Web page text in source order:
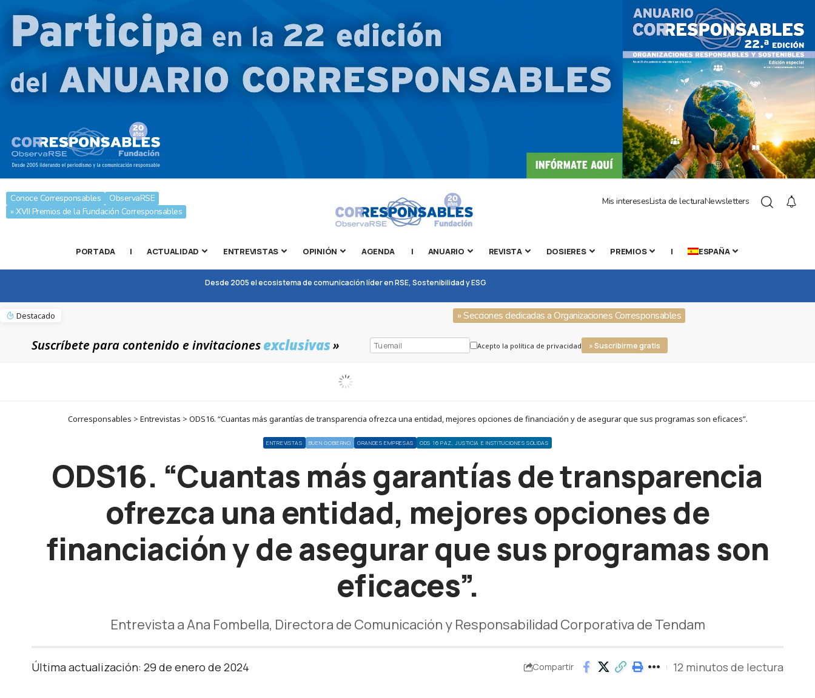
Conoce Corresponsables
ObservaRSE
» XVII Premios de la Fundación Corresponsables
Mis interesesLista de lecturaNewsletters
PORTADA | ACTUALIDAD ENTREVISTAS OPINIÓN AGENDA | ANUARIO REVISTA DOSIERES PREMIOS | ESPAÑA
Desde 2005 el ecosistema de comunicación líder en RSE, Sostenibilidad y ESG
Destacado » Secciones dedicadas a Organizaciones Corresponsables
Suscríbete para contenido e invitacionesexclusivas» Acepto la política de privacidad » Suscribirme gratis
Corresponsables > Entrevistas > ODS16. “Cuantas más garantías de transparencia ofrezca una entidad, mejores opciones de financiación y de asegurar que sus programas son eficaces”.
ENTREVISTAS BUEN GOBIERNO GRANDES EMPRESAS ODS 16 PAZ, JUSTICIA E INSTITUCIONES SÓLIDAS
ODS16. “Cuantas más garantías de transparencia
ofrezca una entidad, mejores opciones de
financiación y de asegurar que sus programas son
eficaces”.
Entrevista a Ana Fombella, Directora de Comunicación y Responsabilidad Corporativa de Tendam
Última actualización: 29 de enero de 2024 Compartir 12 minutos de lectura